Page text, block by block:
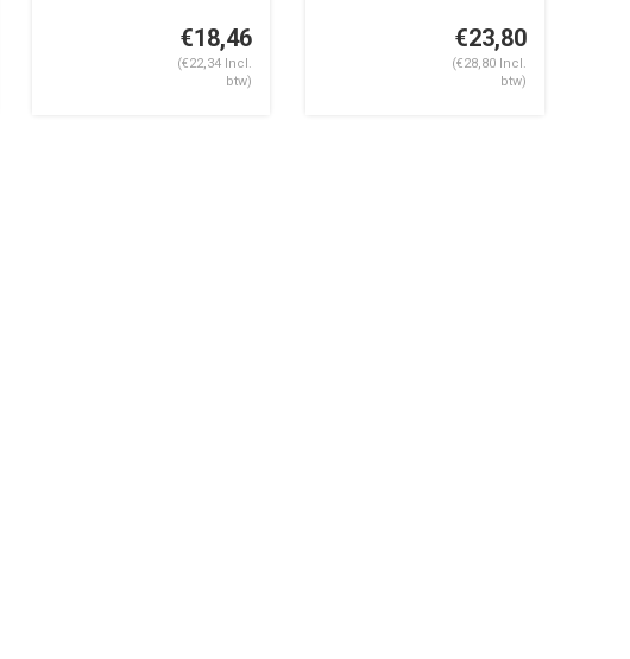
€18,46
(€22,34 Incl.
btw)
€23,80
(€28,80 Incl.
btw)